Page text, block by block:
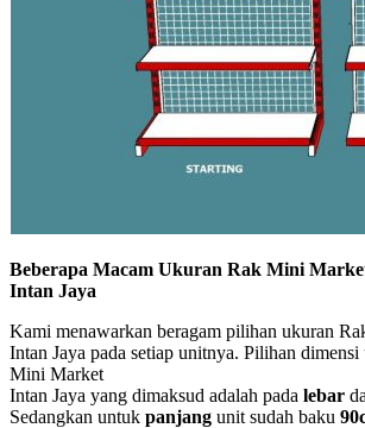
Beberapa Macam Ukuran Rak Mini
Intan Jaya
Kami menawarkan beragam pilihan ukuran
Intan Jaya pada setiap unitnya. Pilihan
Mini Market
Intan Jaya yang dimaksud adalah pada lebar
Sedangkan untuk panjang unit sudah baku